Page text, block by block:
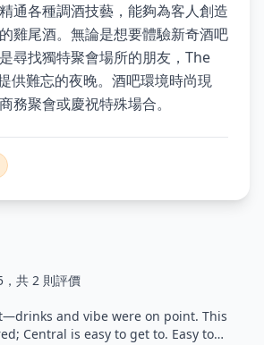
通各種調酒技藝，能夠為客人創造
雞尾酒。無論是想要體驗新奇酒吧
尋找獨特聚會場所的朋友，The
供難忘的夜晚。酒吧環境時尚現
務聚會或慶祝特殊場合。
共 2 則評價
and vibe were on point. This
Central is easy to get to. Easy to…